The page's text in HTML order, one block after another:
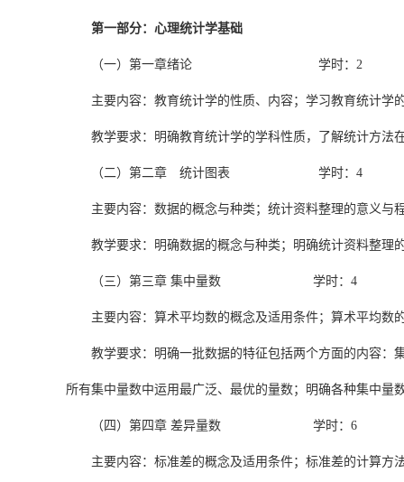
第一部分：心理统计学基础
（一）第一章绪论 学时：2
主要内容：教育统计学的性质、内容；学习教育统计学
教学要求：明确教育统计学的学科性质，了解统计方法
（二）第二章 统计图表 学时：4
主要内容：数据的概念与种类；统计资料整理的意义与
教学要求：明确数据的概念与种类；明确统计资料整理
（三）第三章 集中量数 学时：4
主要内容：算术平均数的概念及适用条件；算术平均数
教学要求：明确一批数据的特征包括两个方面的内容：
所有集中量数中运用最广泛、最优的量数；明确各种集中量
（四）第四章 差异量数 学时：6
主要内容：标准差的概念及适用条件；标准差的计算方